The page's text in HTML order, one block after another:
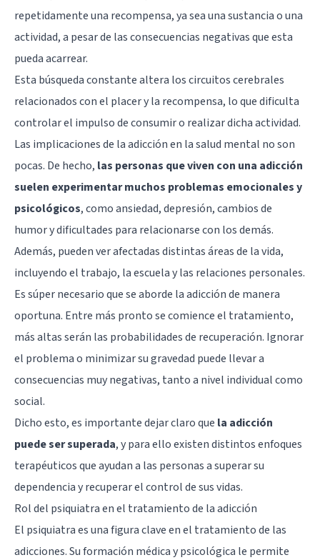
repetidamente una recompensa, ya sea una sustancia o una
actividad, a pesar de las consecuencias negativas que esta
pueda acarrear.
Esta búsqueda constante altera los circuitos cerebrales
relacionados con el placer y la recompensa, lo que dificulta
controlar el impulso de consumir o realizar dicha actividad.
Las implicaciones de la adicción en la salud mental no son
pocas. De hecho, las personas que viven con una adicción
suelen experimentar muchos problemas emocionales y
psicológicos, como ansiedad, depresión, cambios de
humor y dificultades para relacionarse con los demás.
Además, pueden ver afectadas distintas áreas de la vida,
incluyendo el trabajo, la escuela y las relaciones personales.
Es súper necesario que se aborde la adicción de manera
oportuna. Entre más pronto se comience el tratamiento,
más altas serán las probabilidades de recuperación. Ignorar
el problema o minimizar su gravedad puede llevar a
consecuencias muy negativas, tanto a nivel individual como
social.
Dicho esto, es importante dejar claro que la adicción
puede ser superada, y para ello existen distintos enfoques
terapéuticos que ayudan a las personas a superar su
dependencia y recuperar el control de sus vidas.
Rol del psiquiatra en el tratamiento de la adicción
El psiquiatra es una figura clave en el tratamiento de las
adicciones. Su formación médica y psicológica le permite